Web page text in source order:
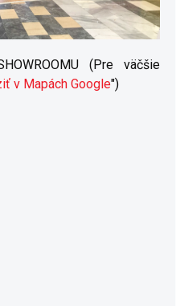
(Pre väčšie
v Mapách Google")